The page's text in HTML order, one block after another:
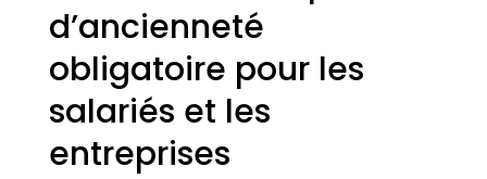
d’ancienneté
obligatoire pour les
salariés et les
entreprises